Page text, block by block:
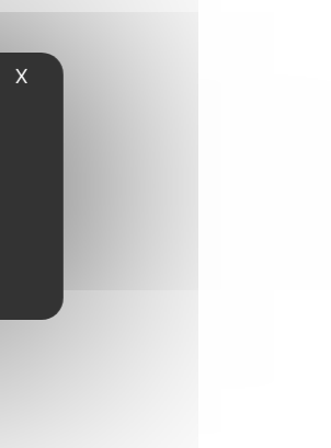
X Masquer le bandeau des cookies